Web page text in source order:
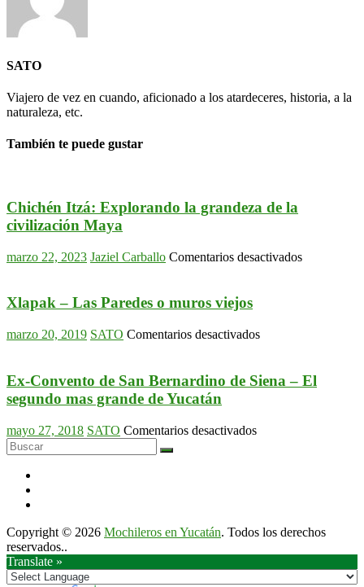
SATO
Viajero de vez en cuando, aficionado a los atardeceres, historia, a la
naturaleza, etc.
También te puede gustar
Chichén Itzá: Explorando la grandeza de la
civilización Maya
marzo 22, 2023 Jaziel Carballo Comentarios desactivadosen
civilización
Maya
Xlapak – Las Paredes o muros viejos
marzo 20, 2019 SATO Comentarios desactivadosen
Las
Paredes
Ex-Convento de San Bernardino de Siena – El
segundo mas grande de Yucatán
mayo 27, 2018 SATO Comentarios desactivadosen
Siena
Copyright © 2026 Mochileros en Yucatán. Todos los derechos
reservados..
Translate »